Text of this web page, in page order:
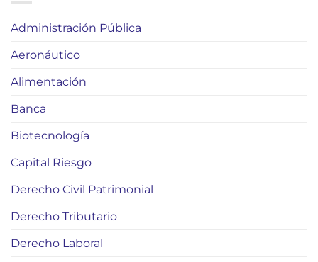
Administración Pública
Aeronáutico
Alimentación
Banca
Biotecnología
Capital Riesgo
Derecho Civil Patrimonial
Derecho Tributario
Derecho Laboral